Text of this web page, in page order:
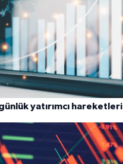
yatırımcı hareketleri